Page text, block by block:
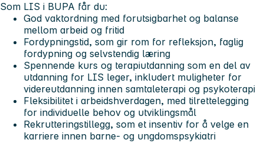
Som LIS i BUPA får du:
God vaktordning med forutsigbarhet og balanse
mellom arbeid og fritid
Fordypningstid, som gir rom for refleksjon, faglig
fordypning og selvstendig læring
Spennende kurs og terapiutdanning som en del av
utdanning for LIS leger, inkludert muligheter for
videreutdanning innen samtaleterapi og psykoterapi
Fleksibilitet i arbeidshverdagen, med tilrettelegging
for individuelle behov og utviklingsmål
Rekrutteringstillegg, som et insentiv for å velge en
karriere innen barne- og ungdomspsykiatri